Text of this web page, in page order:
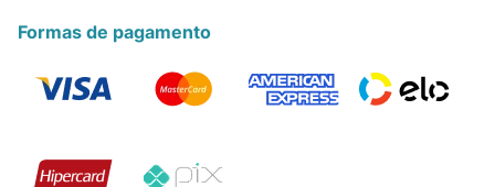
Formas de pagamento